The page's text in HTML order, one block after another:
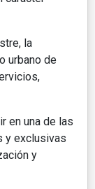
la
urbano de
en una de las
y exclusivas
y